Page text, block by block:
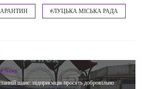
#ЛУЦЬКА МІСЬКА РАДА
News
шанс: підприємців просять добровільно